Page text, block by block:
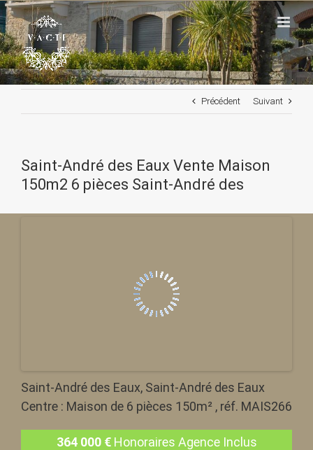
Passer
au
contenu
Précédent Suivant
Saint-André des Eaux Vente Maison
150m2 6 pièces Saint-André des
Saint-André des Eaux, Saint-André des Eaux
Centre : Maison de 6 pièces 150m² , réf. MAIS266
364 000€ Honoraires Agence Inclus